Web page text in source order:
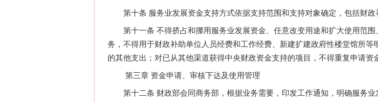
第十条 服务业发展资金支持方式依据支持范围和支持对象确定，包括财政
第十一条 不得挤占和挪用服务业发展资金、任意改变用途和扩大使用范围
务，不得用于财政补助单位人员经费和工作经费、新建扩建政府性楼堂馆所
的其他支出；对已从其他渠道获得中央财政资金支持的项目，不得重复申请资
第三章 资金申请、审核下达及使用管理
第十二条 财政部会同商务部，根据业务需要，印发工作通知，明确服务业